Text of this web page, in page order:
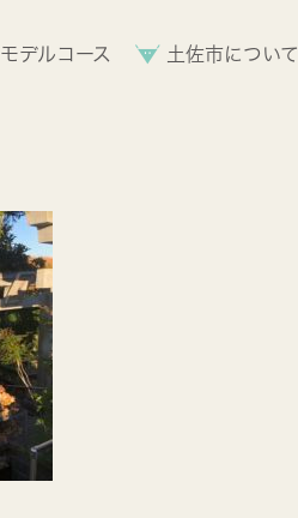
モデルコース 土佐市について